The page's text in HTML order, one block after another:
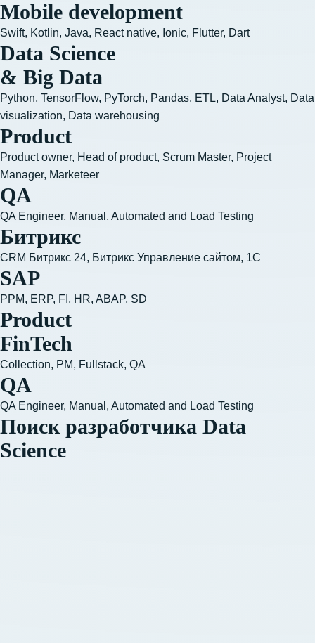
Mobile development
Swift, Kotlin, Java, React native, Ionic, Flutter, Dart
Data Science
& Big Data
Python, TensorFlow, PyTorch, Pandas, ETL, Data Analyst, Data
visualization, Data warehousing
Product
Product owner, Head of product, Scrum Master, Project
Manager, Marketeer
QA
QA Engineer, Manual, Automated and Load Testing
Битрикс
CRM Битрикс 24, Битрикс Управление сайтом, 1С
SAP
PPM, ERP, FI, HR, ABAP, SD
Product
FinTech
Collection, PM, Fullstack, QA
QA
QA Engineer, Manual, Automated and Load Testing
Поиск разработчика Data
Science